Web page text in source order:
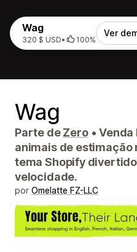
Wag
320 $ USD• 100%
Ver
Wag
Parte deZero • Venda
animais de estimação
tema Shopify
velocidade.
por Omelatte FZ-LLC